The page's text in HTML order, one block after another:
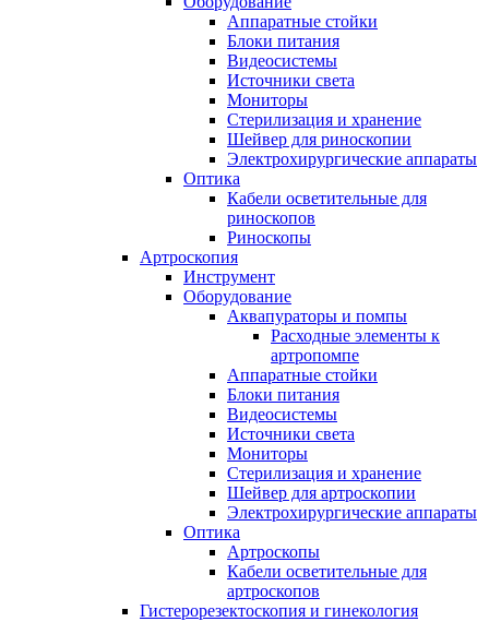
Аппаратные стойки
Блоки питания
Видеосистемы
Источники света
Мониторы
Стерилизация и хранение
Шейвер для риноскопии
Электрохирургические аппараты
Оптика
Кабели осветительные для
риноскопов
Риноскопы
Артроскопия
Инструмент
Оборудование
Аквапураторы и помпы
Расходные элементы к
артропомпе
Аппаратные стойки
Блоки питания
Видеосистемы
Источники света
Мониторы
Стерилизация и хранение
Шейвер для артроскопии
Электрохирургические аппараты
Оптика
Артроскопы
Кабели осветительные для
артроскопов
Гистерорезектоскопия и гинекология